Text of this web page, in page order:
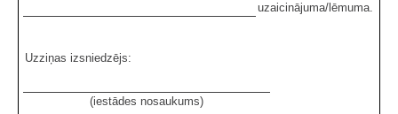
uzaicinājuma/lēmuma.
Uzziņas izsniedzējs:
(iestādes nosaukums)